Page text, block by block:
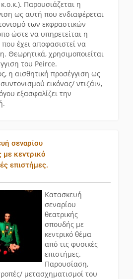
Παρουσιάζεται η
ως αυτή που ενδιαφέρεται
των εκφραστικών
ώστε να υπηρετείται η
έχει αποφασιστεί να
Θεωρητικά, χρησιμοποιείται
του Peirce.
η αισθητική προσέγγιση ως
εικόνας/ ντιζάιν,
εξασφαλίζει την
σεναρίου
κεντρικό
επιστήμες.
Κατασκευή
σεναρίου
θεατρικής
σπουδής με
κεντρικό θέμα
από τις φυσικές
επιστήμες.
Παρουσίαση,
μετασχηματισμοί του